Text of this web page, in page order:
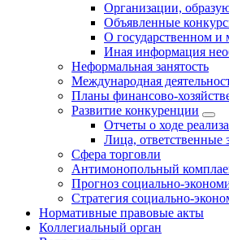
Организации,
Объявленные
О государственном и
Иная информация
Неформальная занятость
Международная
Планы финансово-
Развитие конкуренции
Отчеты о ходе
Лица, ответственные
Сфера торговли
Антимонопольный
Прогноз социально-
Стратегия социально-
Нормативные правовые акты
Коллегиальный орган